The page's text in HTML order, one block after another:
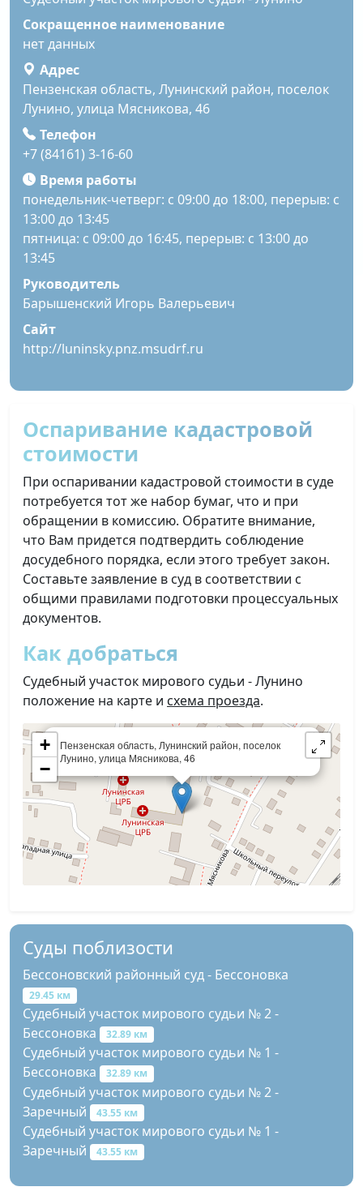
Сокращенное наименование
нет данных
Адрес
Пензенская область, Лунинский район, поселок
Лунино, улица Мясникова, 46
Телефон
+7 (84161) 3-16-60
Время работы
понедельник-четверг: с 09:00 до 18:00, перерыв: с
13:00 до 13:45
пятница: с 09:00 до 16:45, перерыв: с 13:00 до
13:45
Руководитель
Барышенский Игорь Валерьевич
Сайт
http://luninsky.pnz.msudrf.ru
Оспаривание кадастровой
стоимости
При оспаривании кадастровой стоимости в суде
потребуется тот же набор бумаг, что и при
обращении в комиссию. Обратите внимание,
что Вам придется подтвердить соблюдение
досудебного порядка, если этого требует закон.
Составьте заявление в суд в соответствии с
общими правилами подготовки процессуальных
документов.
Как добраться
Судебный участок мирового судьи - Лунино
положение на карте и схема проезда.
Пензенская область, Лунинский район, поселок
Лунино, улица Мясникова, 46
×
+
−
Суды поблизости
Бессоновский районный суд - Бессоновка
29.45 км
Судебный участок мирового судьи № 2 -
Бессоновка
32.89 км
Судебный участок мирового судьи № 1 -
Бессоновка
32.89 км
Судебный участок мирового судьи № 2 -
Заречный
43.55 км
Судебный участок мирового судьи № 1 -
Заречный
43.55 км